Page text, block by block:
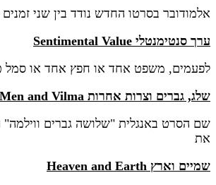
אלמודובר בסרטו החדש נודד בין שני זמנים
ערך סנטימנטלי Sentimental Value
לפעמים, משפט אחד או חפץ אחד או סמל
שלג, גברים וצרות אחרות Three Men and Vilma
שם הסרט באנגלית "שלושה גברים ווילמה"
את
שמיים וארץ Heaven and Earth